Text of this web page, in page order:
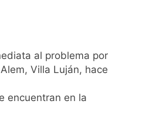
al problema por
Villa Luján, hace
encuentran en la